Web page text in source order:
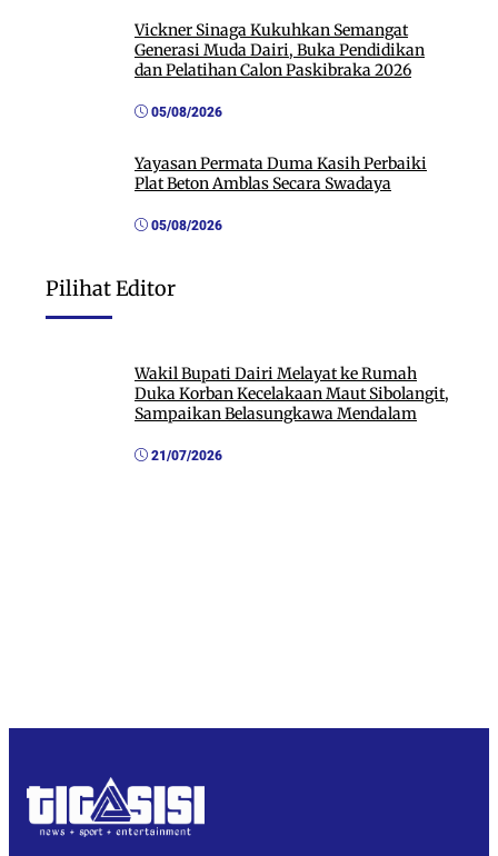
Vickner Sinaga Kukuhkan Semangat
Generasi Muda Dairi, Buka Pendidikan
dan Pelatihan Calon Paskibraka 2026
05/08/2026
Yayasan Permata Duma Kasih Perbaiki
Plat Beton Amblas Secara Swadaya
05/08/2026
Pilihat Editor
Wakil Bupati Dairi Melayat ke Rumah
Duka Korban Kecelakaan Maut Sibolangit,
Sampaikan Belasungkawa Mendalam
21/07/2026